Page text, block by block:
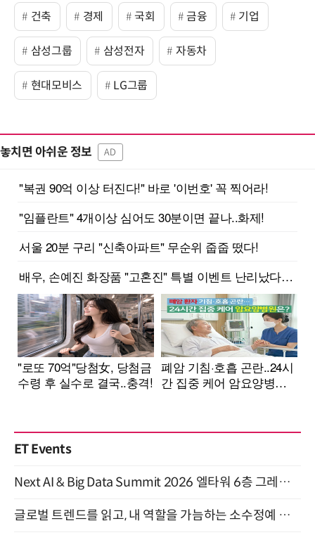
건축 경제 국회 금융 기업
삼성그룹 삼성전자 자동차
현대모비스 LG그룹
놓치면 아쉬운 정보 AD
ET Events
Next AI & Big Data Summit 2026 엘타워 6층 그레이스홀 개최 (9/18)
글로벌 트렌드를 읽고, 내 역할을 가늠하는 소수정예 실습 워크숍 (8/28)